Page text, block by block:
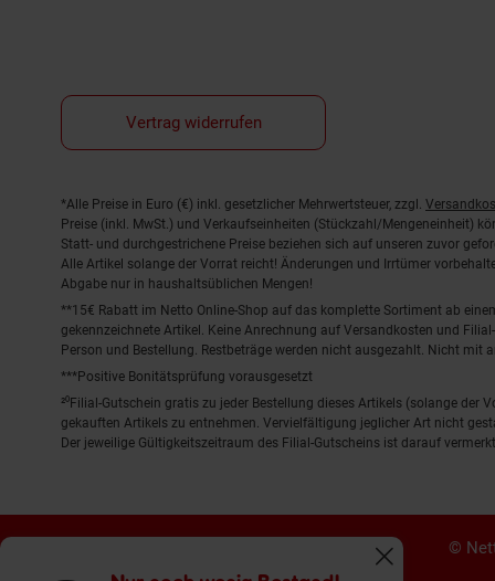
Fenster
Vertrag widerrufen
Fußnoten
*Alle Preise in Euro (€) inkl. gesetzlicher Mehrwertsteuer, zzgl.
Preise (inkl. MwSt.) und Verkaufseinheiten (Stückzahl/Mengeneinheit)
Statt- und durchgestrichene Preise beziehen sich auf unseren zuvor
Alle Artikel solange der Vorrat reicht! Änderungen und Irrtümer
Abgabe nur in haushaltsüblichen Mengen!
**15€ Rabatt im Netto Online-Shop auf das komplette Sortiment ab
gekennzeichnete Artikel. Keine Anrechnung auf Versandkosten und
Person und Bestellung. Restbeträge werden nicht ausgezahlt. Nicht mit
***Positive Bonitätsprüfung vorausgesetzt
²⁰Filial-Gutschein gratis zu jeder Bestellung dieses Artikels (solange
gekauften Artikels zu entnehmen. Vervielfältigung jeglicher Art nicht
Der jeweilige Gültigkeitszeitraum des Filial-Gutscheins ist darauf vermerkt.
©